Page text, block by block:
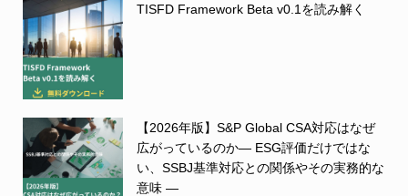
TISFD Framework Beta v0.1を読み解く
【2026年版】S&P Global CSA対応はなぜ
広がっているのか― ESG評価だけではな
い、SSBJ基準対応との関係やその実務的な
意味 ―